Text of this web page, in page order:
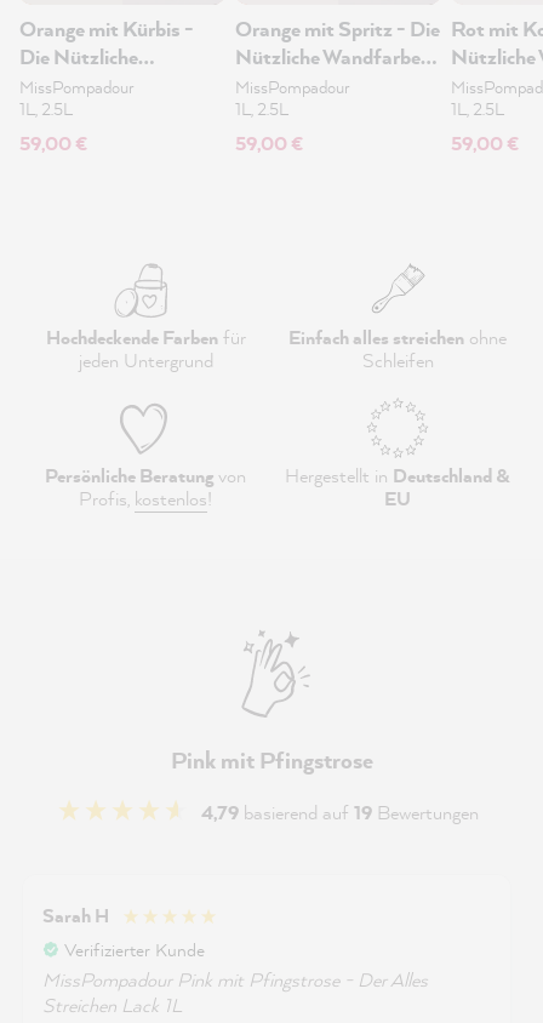
Orange mit Kürbis -
Die Nützliche
Wandfarbe 2.5L
MissPompadour
1L, 2.5L
59,00 €
Orange mit Spritz - Die
Nützliche Wandfarbe
2.5L
MissPompadour
1L, 2.5L
59,00 €
Rot mit
Nützliche
2.5L
1L, 2.5L
59,00 €
Hochdeckende Farbenfür
jeden Untergrund
Einfach alles streichen ohne
Schleifen
Persönliche Beratungvon
Profis, kostenlos!
Hergestellt in Deutschland &
EU
Pink mit Pfingstrose
4,79 basierend auf 19 Bewertungen
Sarah H
Verifizierter Kunde
MissPompadour Pink mit Pfingstrose - Der Alles
Streichen Lack 1L